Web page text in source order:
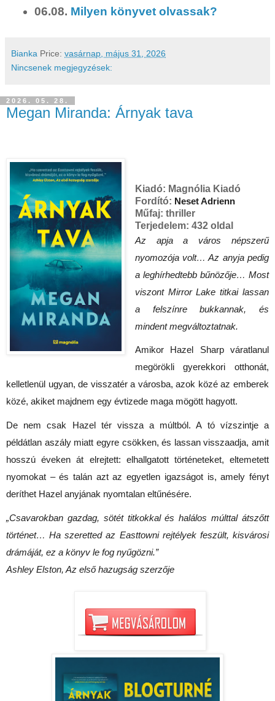
06.08. Milyen könyvet olvassak?
Bianka Price: vasárnap, május 31, 2026
Nincsenek megjegyzések:
2026. 05. 28.
Megan Miranda: Árnyak tava
Kiadó: Magnólia Kiadó
Fordító: Neset Adrienn
Műfaj: thriller
Terjedelem: 432 oldal
Az apja a város népszerű
nyomozója volt… Az anyja pedig
a leghírhedtebb bűnözője… Most
viszont Mirror Lake titkai lassan
a felszínre bukkannak, és
mindent megváltoztatnak.
Amikor Hazel Sharp váratlanul
megörökli gyerekkori otthonát,
kelletlenül ugyan, de visszatér a városba, azok közé az emberek
közé, akiket majdnem egy évtizede maga mögött hagyott.
De nem csak Hazel tér vissza a múltból. A tó vízszintje a
példátlan aszály miatt egyre csökken, és lassan visszaadja, amit
hosszú éveken át elrejtett: elhallgatott történeteket, eltemetett
nyomokat – és talán azt az egyetlen igazságot is, amely fényt
deríthet Hazel anyjának nyomtalan eltűnésére.
„Csavarokban gazdag, sötét titkokkal és halálos múlttal átszőtt
történet… Ha szeretted az Easttowni rejtélyek feszült, kisvárosi
drámáját, ez a könyv le fog nyűgözni.”
Ashley Elston, Az első hazugság szerzője